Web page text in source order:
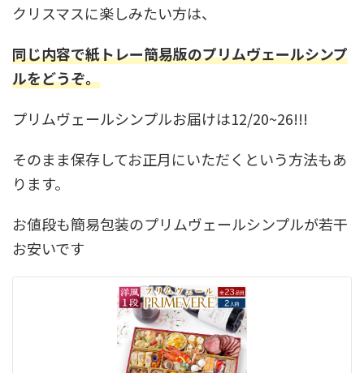
クリスマスに楽しみたい方は、
同じ内容で紙トレー簡易版のプリムヴェールシンプ
ルをどうぞ。
プリムヴェールシンプルお届けは12/20~26!!!
そのまま保存してお正月にいただくという方法もあ
ります。
お値段も簡易包装のプリムヴェールシンプルが若干
お安いです